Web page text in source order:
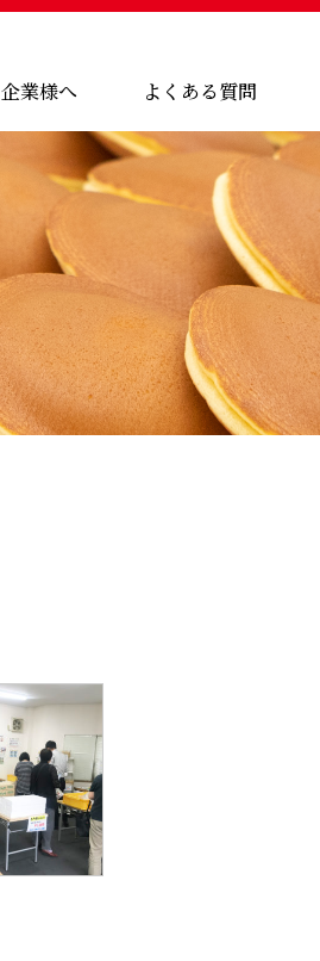
企業様へ
取引先・バイヤー様向け
よくある質問
よくある質問
アレルギーについて